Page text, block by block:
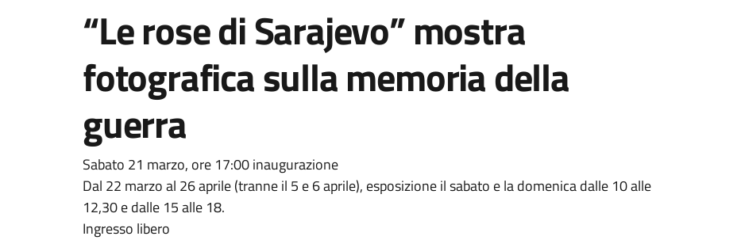
“Le rose di Sarajevo” mostra
fotografica sulla memoria della
guerra
Sabato 21 marzo, ore 17:00 inaugurazione
Dal 22 marzo al 26 aprile (tranne il 5 e 6 aprile), esposizione il sabato e la domenica dalle 10 alle
12,30 e dalle 15 alle 18.
Ingresso libero